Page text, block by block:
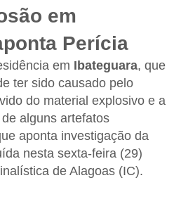
em
Perícia
em Ibateguara, que
ter sido causado pelo
do material explosivo e a
alguns artefatos
aponta investigação da
nesta sexta-feira (29)
de Alagoas (IC).